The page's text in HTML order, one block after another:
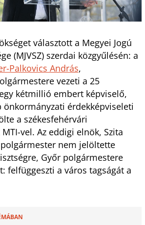
választott a Megyei Jogú
(MJVSZ) szerdai közgyűlésén: a
Palkovics András,
vezeti a 25
kétmillió embert képviselő,
önkormányzati érdekképviseleti
a székesfehérvári
vel. Az eddigi elnök, Szita
nem jelöltette
Győr polgármestere
felfüggeszti a város tagságát a